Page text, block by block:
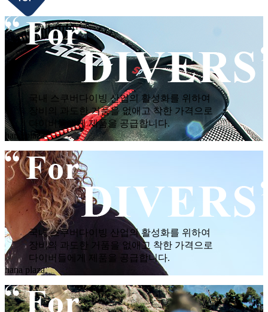
국내 스쿠버다이빙 산업의 활성화를 위하여
장비의 과도한 거품을 없애고 착한 가격으로
다이버들에게 제품을 공급합니다.
hana plaza
국내 스쿠버다이빙 산업의 활성화를 위하여
장비의 과도한 거품을 없애고 착한 가격으로
다이버들에게 제품을 공급합니다.
hana plaza